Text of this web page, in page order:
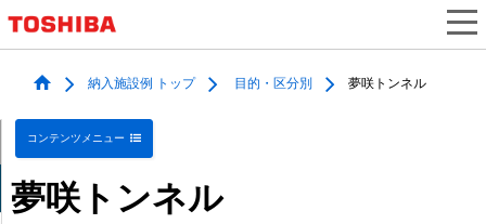
納入施設例 トップ 目的・区分別 夢咲トンネル
コンテンツメニュー
夢咲トンネル